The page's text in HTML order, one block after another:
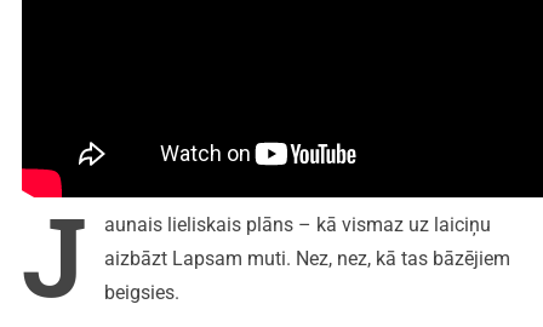
J
aunais lieliskais plāns – kā vismaz uz laiciņu
aizbāzt Lapsam muti. Nez, nez, kā tas bāzējiem
beigsies.